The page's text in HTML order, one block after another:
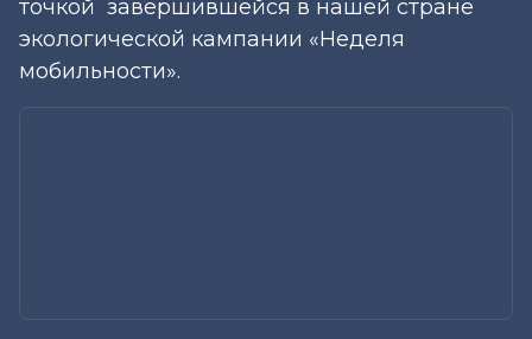
точкой завершившейся в нашей стране
экологической кампании «Неделя
мобильности».